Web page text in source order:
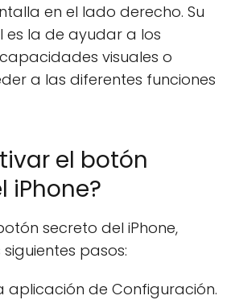
en el lado derecho. Su
es la de ayudar a los
visuales o
a las diferentes funciones
el botón
iPhone?
secreto del iPhone,
pasos:
aplicación de Configuración.